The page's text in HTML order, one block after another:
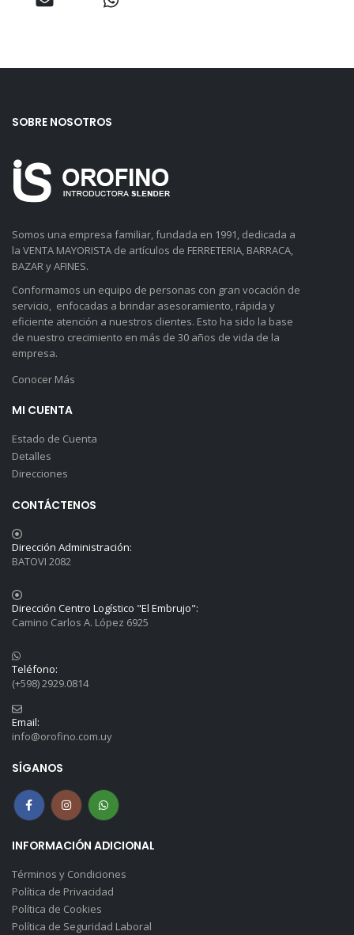
SOBRE NOSOTROS
Somos una empresa familiar, fundada en 1991, dedicada a
la VENTA MAYORISTA de artículos de FERRETERIA, BARRACA,
BAZAR y AFINES.
Conformamos un equipo de personas con gran vocación de
servicio, enfocadas a brindar asesoramiento, rápida y
eficiente atención a nuestros clientes. Esto ha sido la base
de nuestro crecimiento en más de 30 años de vida de la
empresa.
Conocer Más
MI CUENTA
Estado de Cuenta
Detalles
Direcciones
CONTÁCTENOS
Dirección Administración:
BATOVI 2082
Dirección Centro Logístico "El Embrujo":
Camino Carlos A. López 6925
Teléfono:
(+598) 2929.0814
Email:
info@orofino.com.uy
SÍGANOS
INFORMACIÓN ADICIONAL
Términos y Condiciones
Política de Privacidad
Política de Cookies
Política de Seguridad Laboral